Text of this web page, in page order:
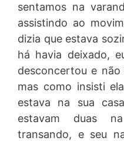
sentamos na
assistindo ao
dizia que estava
há havia deixado,
desconcertou e
mas como insisti
estava na sua
estavam duas
transando, e seu